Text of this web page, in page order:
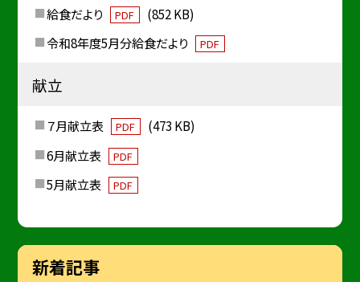
給食だより PDF
(852 KB)
令和8年度5月分給食だより
PDF
献立
７月献立表 PDF
(473 KB)
6月献立表
PDF
5月献立表 PDF
新着記事